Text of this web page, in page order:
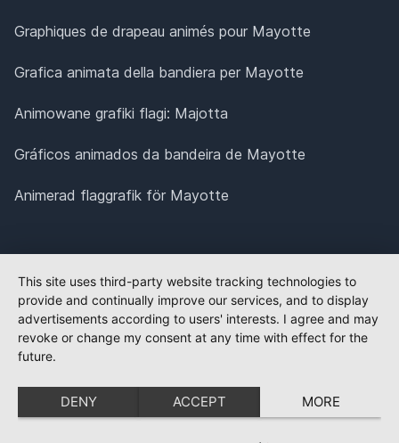
Graphiques de drapeau animés pour Mayotte
Grafica animata della bandiera per Mayotte
Animowane grafiki flagi: Majotta
Gráficos animados da bandeira de Mayotte
Animerad flaggrafik för Mayotte
This site uses third-party website tracking technologies to
provide and continually improve our services, and to display
advertisements according to users' interests. I agree and may
revoke or change my consent at any time with effect for the
future.
DENY ACCEPT MORE